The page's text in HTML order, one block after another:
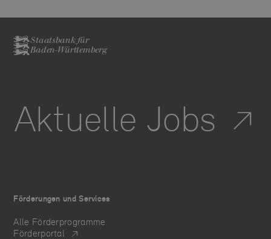
Staatsbank für
Baden-Württemberg
Aktuelle Jobs
Förderungen und Services
Alle Förderprogramme
Förderportal